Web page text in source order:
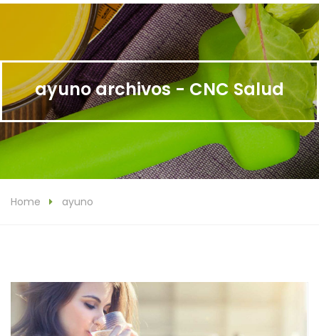
ayuno archivos - CNC Salud
Home ayuno